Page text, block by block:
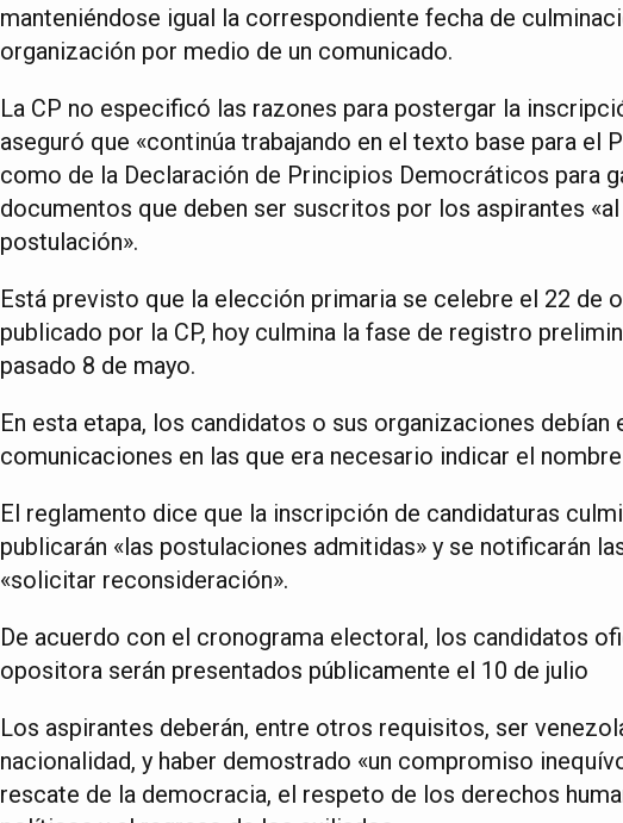
manteniéndose igual la correspondiente fecha de
organización por medio de un comunicado.
La CP no especificó las razones para postergar la
aseguró que «continúa trabajando en el texto base para el
como de la Declaración de Principios Democráticos para
documentos que deben ser suscritos por los aspirantes
postulación».
Está previsto que la elección primaria se celebre el 22 de
publicado por la CP, hoy culmina la fase de registro
pasado 8 de mayo.
En esta etapa, los candidatos o sus organizaciones
comunicaciones en las que era necesario indicar el
El reglamento dice que la inscripción de candidaturas
publicarán «las postulaciones admitidas» y se notificarán
«solicitar reconsideración».
De acuerdo con el cronograma electoral, los candidatos
opositora serán presentados públicamente el 10 de julio
Los aspirantes deberán, entre otros requisitos, ser
nacionalidad, y haber demostrado «un compromiso
rescate de la democracia, el respeto de los derechos